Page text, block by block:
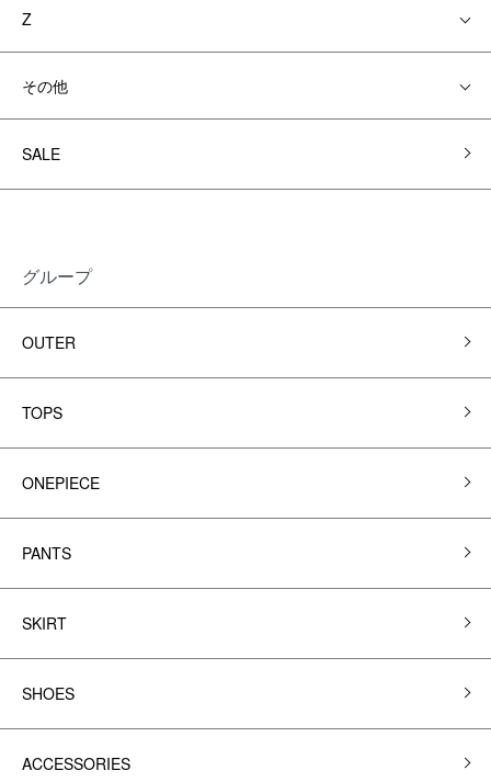
Z
その他
SALE
グループ
OUTER
TOPS
ONEPIECE
PANTS
SKIRT
SHOES
ACCESSORIES